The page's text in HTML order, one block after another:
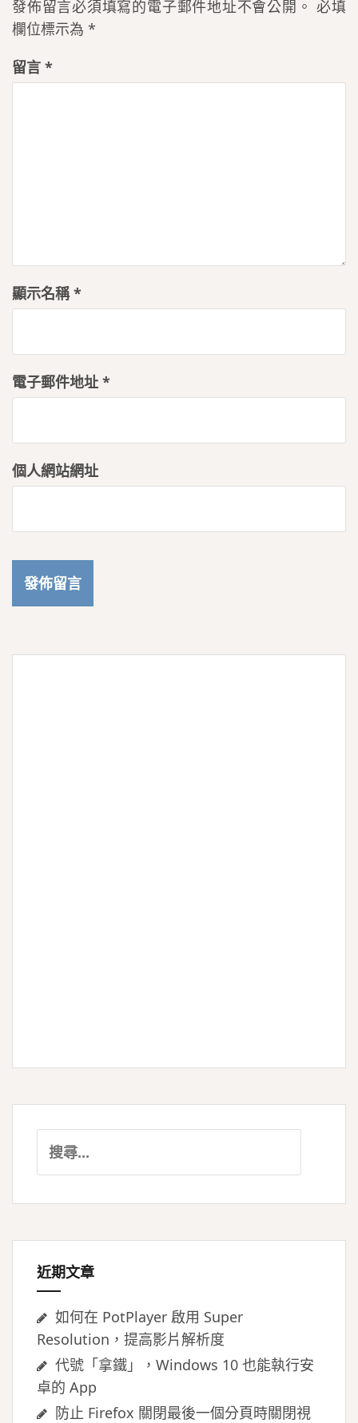
發佈留言必須填寫的電子郵件地址不會公開。 必填
欄位標示為 *
留言 *
顯示名稱*
電子郵件地址 *
個人網站網址
尋
鍵
近期文章
如何在 PotPlayer 啟用 Super
Resolution，提高影片解析度
代號「拿鐵」，Windows 10 也能執行安
卓的 App
防止 Firefox 關閉最後一個分頁時關閉視